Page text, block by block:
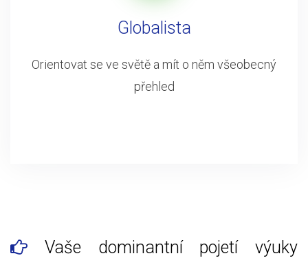
Globalista
Orientovat se ve světě a mít o něm všeobecný
přehled
Vaše dominantní pojetí výuky